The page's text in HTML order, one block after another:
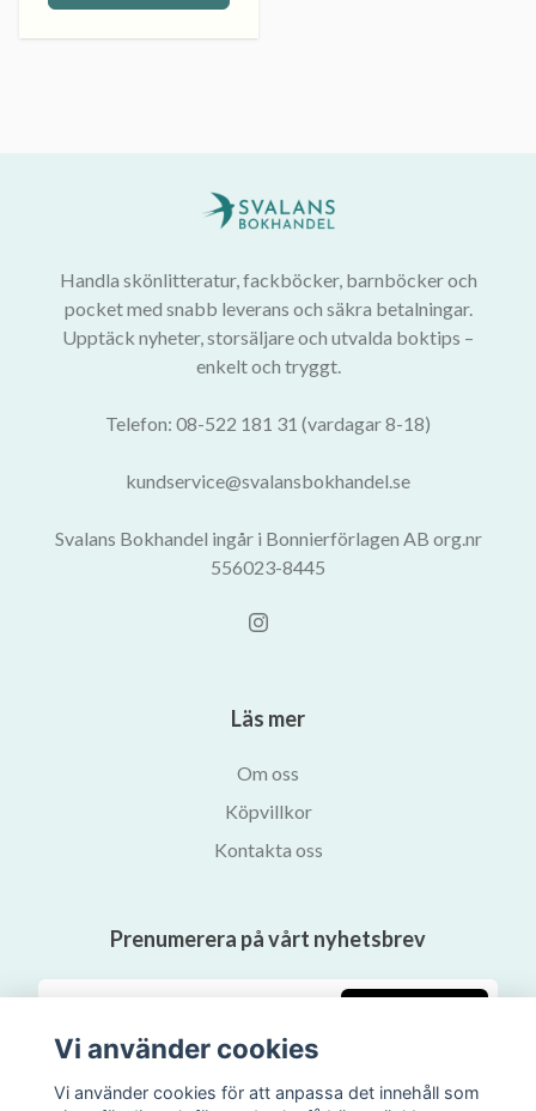
Handla skönlitteratur, fackböcker, barnböcker och
pocket med snabb leverans och säkra betalningar.
Upptäck nyheter, storsäljare och utvalda boktips –
enkelt och tryggt.
Telefon: 08-522 181 31 (vardagar 8-18)
kundservice@svalansbokhandel.se
Svalans Bokhandel ingår i Bonnierförlagen AB org.nr
556023-8445
Läs mer
Om oss
Köpvillkor
Kontakta oss
Prenumerera på vårt nyhetsbrev
Vi använder cookies
Vi använder cookies för att anpassa det innehåll som